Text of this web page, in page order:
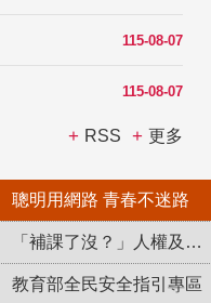
115-08-07
115-08-07
RSS 更多
聰明用網路 青春不迷路
「補課了沒？」人權及轉型正義教育專區
教育部全民安全指引專區